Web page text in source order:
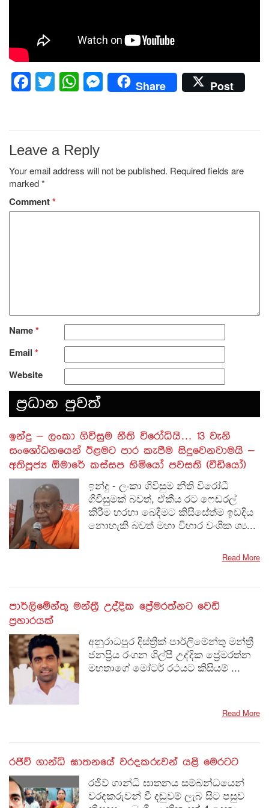
Facebook
Twitter
WhatsApp
Messenger
Share Post
Leave a Reply
Your email address will not be published. Required fields are
marked*
Comment*
Name*
Email *
Website
ප‍්‍රධාන පුවත්
​ඉන්දු – ලංකා ගිවිසුම නීති විරෝධියි… 13 වැනි
සංශෝධනයෙන් ඊළමට පාර කැපීම සිදුවෙනවාමයි –
අතිපූජ්‍ය ඕමාරේ කස්සප හිමියෝ පවසති (වීඩියෝ)
ඉන්දු - ලංකා ගිවිසුම නීති විරෝධී
ගිවිසුමක් බවත්, ඒකීය රට ෆෙඩරල්
කිරීම හරහා බෙදීමට කිසිසේත්ම ඉඩදිය
නොහැකි බවත් මහා විහාර වංශික ශ්‍ය...
Read More
පාර්ලිමේන්තු මන්ත්‍රී උද්දික ප්‍රේමරත්නට වෙඩි
ප්‍රහාරයක්
අනුරාධපුර දිස්ත්‍රික් පාර්ලිමේන්තු මන්ත්‍රී
ජනප්‍රිය රංගන ශිල්පී උද්දික ප්‍රේමරත්න
මහතාගේ මෝටර් රථයට කිසියම් ...
Read More
රජිව් ගාන්ධි ඝාතනයේ වරදකරුවන් යළි මෙරටට
රජිව් ගාන්ධි ඝාතනය සම්බන්ධයෙන්
වරදකරුවන් වී දඬුවම් ලැබ සිට පසුව